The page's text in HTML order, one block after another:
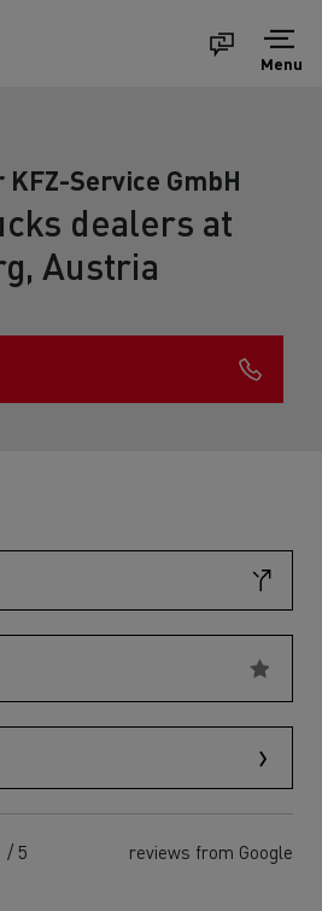
Menu
Service GmbH
dealers at
Austria
/ 5 reviews from Google